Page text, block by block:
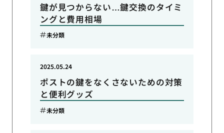
鍵が見つからない…鍵交換のタイミ
ングと費用相場
未分類
ポストの鍵をなくさないための対策
と便利グッズ
2025.05.24
未分類